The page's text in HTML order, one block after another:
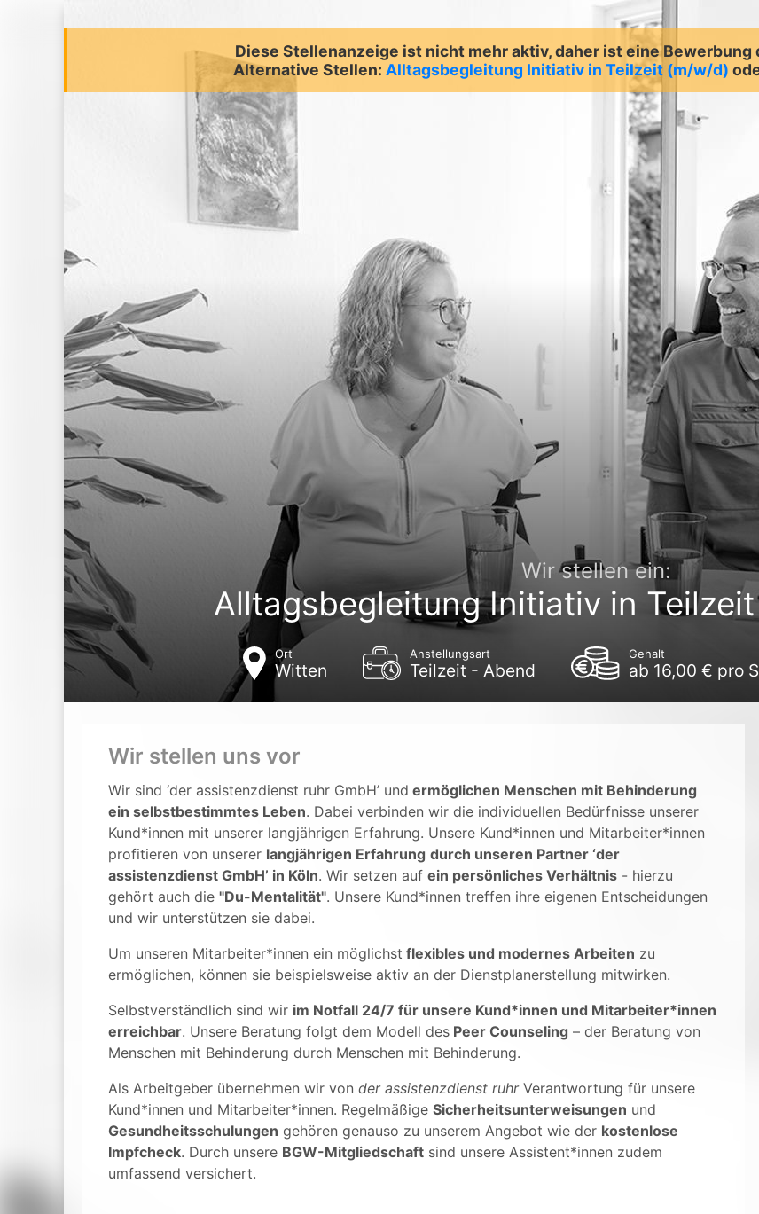
Diese Stellenanzeige ist nicht mehr aktiv, daher ist eine
Alternative Stellen: Alltagsbegleitung Initiativ in Teilzeit (m/w/d)
Wir stellen ein:
Alltagsbegleitung Initiativ in
Ort
Witten
Anstellungsart
Teilzeit - Abend
Gehalt
ab 16,00 € pro
Wir stellen uns vor
Wir sind ‘der assistenzdienst ruhr GmbH’ und ermöglichen Menschen mit Behinderung
ein selbstbestimmtes Leben. Dabei verbinden wir die individuellen Bedürfnisse unserer
Kund*innen mit unserer langjährigen Erfahrung. Unsere Kund*innen und Mitarbeiter*innen
profitieren von unserer langjährigen Erfahrung durch unseren Partner ‘der
assistenzdienst GmbH’ in Köln. Wir setzen auf ein persönliches Verhältnis - hierzu
gehört auch die "Du-Mentalität". Unsere Kund*innen treffen ihre eigenen Entscheidungen
und wir unterstützen sie dabei.
Um unseren Mitarbeiter*innen ein möglichst flexibles und modernes Arbeiten zu
ermöglichen, können sie beispielsweise aktiv an der Dienstplanerstellung mitwirken.
Selbstverständlich sind wir im Notfall 24/7 für unsere Kund*innen und Mitarbeiter*innen
erreichbar. Unsere Beratung folgt dem Modell des Peer Counseling – der Beratung von
Menschen mit Behinderung durch Menschen mit Behinderung.
Als Arbeitgeber übernehmen wir von der assistenzdienst ruhrVerantwortung für unsere
Kund*innen und Mitarbeiter*innen. Regelmäßige Sicherheitsunterweisungen und
Gesundheitsschulungen gehören genauso zu unserem Angebot wie der kostenlose
Impfcheck. Durch unsere BGW-Mitgliedschaft sind unsere Assistent*innen zudem
umfassend versichert.